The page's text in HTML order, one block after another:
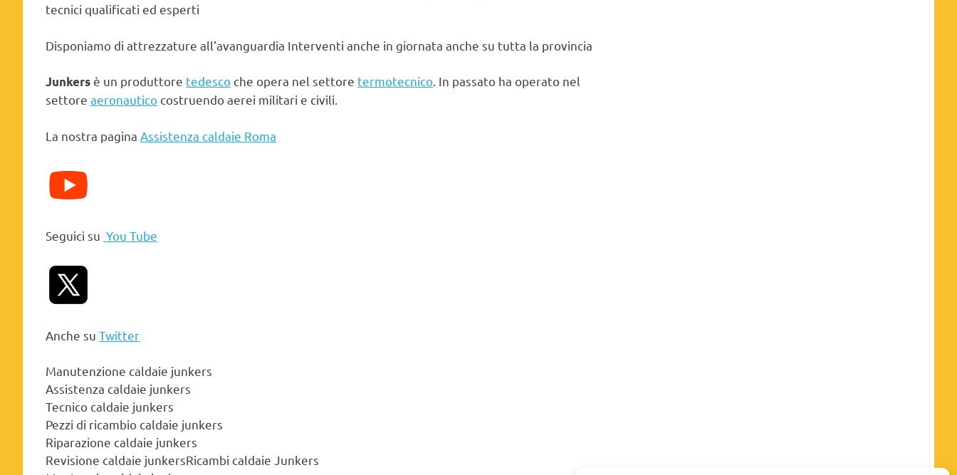
tecnici qualificati ed esperti
Disponiamo di attrezzature all’avanguardia Interventi anche in giornata anche su tutta la provincia
Junkers è un produttore tedesco che opera nel settore termotecnico. In passato ha operato nel
settore aeronautico costruendo aerei militari e civili.
La nostra pagina Assistenza caldaie Roma
Seguici su You Tube
Anche su Twitter
Manutenzione caldaie junkers
Assistenza caldaie junkers
Tecnico caldaie junkers
Pezzi di ricambio caldaie junkers
Riparazione caldaie junkers
Revisione caldaie junkersRicambi caldaie Junkers